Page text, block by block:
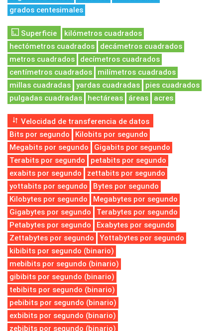
grados centesimales
Superficie
kilómetros cuadrados
hectómetros cuadrados
decámetros cuadrados
metros cuadrados
decímetros cuadrados
centímetros cuadrados
milímetros cuadrados
millas cuadradas
yardas cuadradas
pies cuadrados
pulgadas cuadradas
hectáreas áreas acres
Velocidad de transferencia de datos
Bits por segundo
Kilobits por segundo
Megabits por segundo
Gigabits por segundo
Terabits por segundo
petabits por segundo
exabits por segundo
zettabits por segundo
yottabits por segundo
Bytes por segundo
Kilobytes por segundo
Megabytes por segundo
Gigabytes por segundo
Terabytes por segundo
Petabytes por segundo
Exabytes por segundo
Zettabytes por segundo
Yottabytes por segundo
kibibits por segundo (binario)
mebibits por segundo (binario)
gibibits por segundo (binario)
tebibits por segundo (binario)
pebibits por segundo (binario)
exbibits por segundo (binario)
zebibits por segundo (binario)